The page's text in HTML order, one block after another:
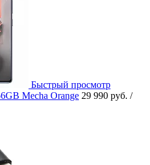
Быстрый просмотр
Mecha Orange 29 990 руб. /